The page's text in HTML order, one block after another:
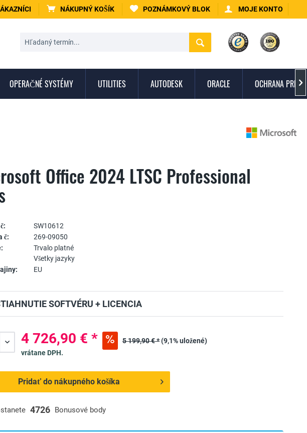
NÁKUPNÝ KOŠÍK POZNÁMKOVÝ BLOK MOJE KONTO
OPERAČNÉ SYSTÉMY UTILITIES AUTODESK ORACLE OCHRANA PRED

Office 2024 LTSC Professional
SW10612
č:
269-09050
Trvalo platné
Všetky jazyky
EU
4726 Bonusové body
SOFTVÉRU + LICENCIA
4 726,90 € * 5 199,90 € *(9,1% uložené)
vrátane DPH.
Pridať do nákupného košíka